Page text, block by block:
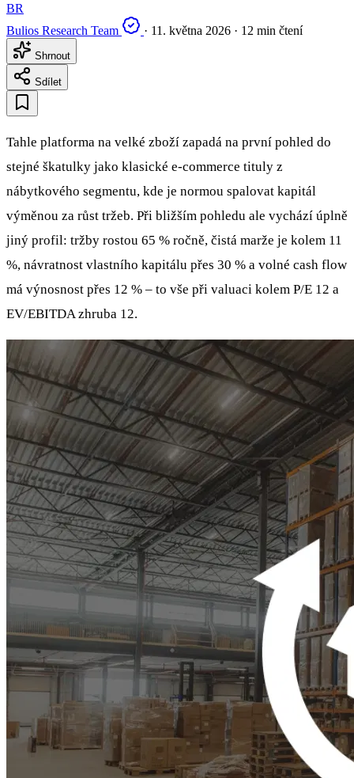
BR
Bulios Research Team
· 11. května 2026 · 12 min čtení
Shrnout
Sdílet
Tahle platforma na velké zboží zapadá na první pohled do
stejné škatulky jako klasické e‑commerce tituly z
nábytkového segmentu, kde je normou spalovat kapitál
výměnou za růst tržeb. Při bližším pohledu ale vychází úplně
jiný profil: tržby rostou 65 % ročně, čistá marže je kolem 11
%, návratnost vlastního kapitálu přes 30 % a volné cash flow
má výnosnost přes 12 % – to vše při valuaci kolem P/E 12 a
EV/EBITDA zhruba 12.